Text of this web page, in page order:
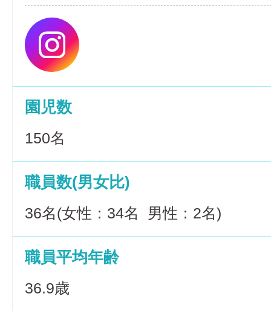
園児数
150名
職員数(男女比)
36名(女性：34名 男性：2名)
職員平均年齢
36.9歳